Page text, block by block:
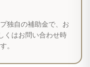
独自の補助金で、お
くはお問い合わせ時
。